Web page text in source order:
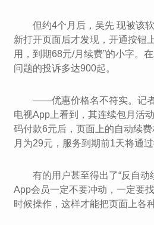
但约4个月后，吴先 现被该
新打开页面后才发现，开通按钮
用，到期68元/月续费”的小字。
问题的投诉多达900起。
——优惠价格名不符实。记者
电视App上看到，其连续包月活
码付款6元后，页面上的自动续
月为29元，服务到期前1天将通
有的用户甚至得出了“反自动
App会员一定不要冲动，一定要
时候操作，这样才能把页面上各